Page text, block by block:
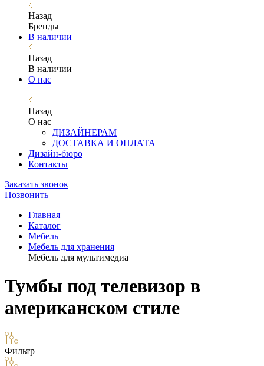
Назад
Бренды
В наличии
Назад
В наличии
О нас
Назад
О нас
ДИЗАЙНЕРАМ
ДОСТАВКА И ОПЛАТА
Дизайн-бюро
Контакты
Заказать звонок
Позвонить
Главная
Каталог
Мебель
Мебель для хранения
Мебель для мультимедиа
Тумбы под телевизор в
американском стиле
Фильтр